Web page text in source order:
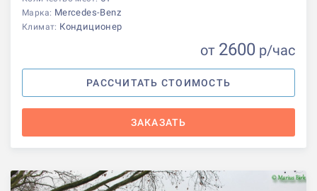
Марка: Mercedes-Benz
Климат: Кондиционер
от 2600 р/час
РАССЧИТАТЬ СТОИМОСТЬ
ЗАКАЗАТЬ